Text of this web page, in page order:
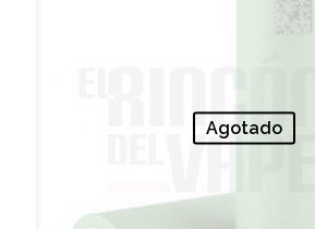
Agotado